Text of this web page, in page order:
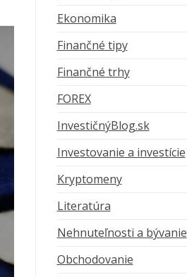
Ekonomika
Finančné tipy
Finančné trhy
FOREX
InvestičnýBlog.sk
Investovanie a investície
Kryptomeny
Literatúra
Nehnuteľnosti a bývanie
Obchodovanie